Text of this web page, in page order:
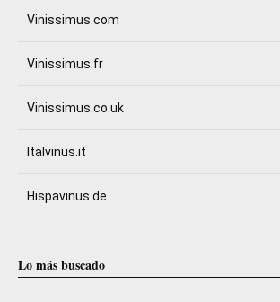
Vinissimus.com
Vinissimus.fr
Vinissimus.co.uk
Italvinus.it
Hispavinus.de
Lo más buscado